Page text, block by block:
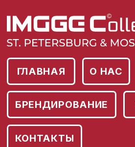
БРЕНДИРОВАНИЕ УПАКОВКА
+7 (495) 225-99-53
sale@imagecollection.ru